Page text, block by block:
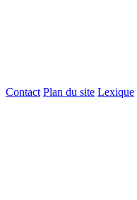
Contact Plan du site Lexique